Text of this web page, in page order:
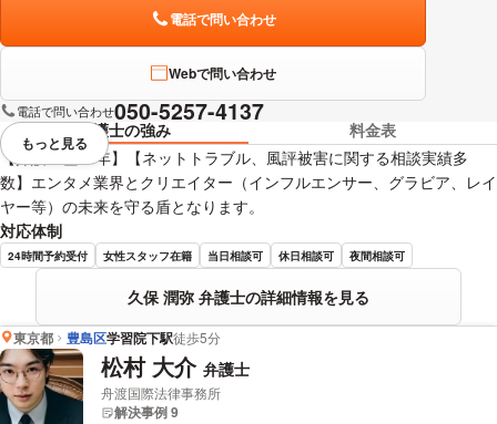
電話で問い合わせ
Webで問い合わせ
電話で問い合わせ050-5257-4137
弁護士の強み
料金表
【弁護士歴15年】【ネットトラブル、風評被害に関する相談実績多
数】エンタメ業界とクリエイター（インフルエンサー、グラビア、レイ
ヤー等）の未来を守る盾となります。
対応体制
24時間予約受付 女性スタッフ在籍 当日相談可 休日相談可 夜間相談可
久保 潤弥 弁護士の詳細情報を見る
視覚的に省略されている要素を
もっと見る
東京都 豊島区学習院下駅徒歩5分
松村 大介 弁護士
舟渡国際法律事務所
解決事例 9